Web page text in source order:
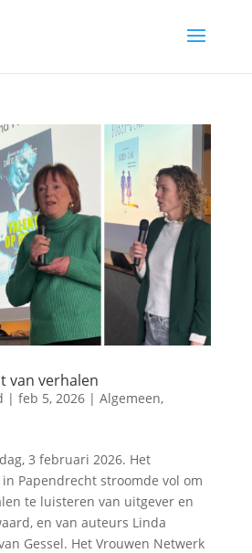
van verhalen
| feb 5, 2026| Algemeen,
3 februari 2026. Het
Papendrecht stroomde vol om
te luisteren van uitgever en
en van auteurs Linda
Gessel. Het Vrouwen Netwerk